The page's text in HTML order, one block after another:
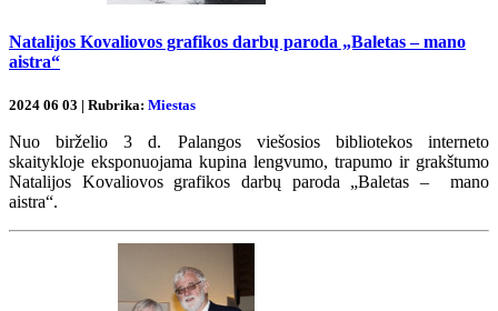
Natalijos Kovaliovos grafikos darbų paroda „Baletas – mano
aistra“
2024 06 03 | Rubrika: Miestas
Nuo birželio 3 d. Palangos viešosios bibliotekos interneto
skaitykloje eksponuojama kupina lengvumo, trapumo ir grakštumo
Natalijos Kovaliovos grafikos darbų paroda „Baletas – mano
aistra“.